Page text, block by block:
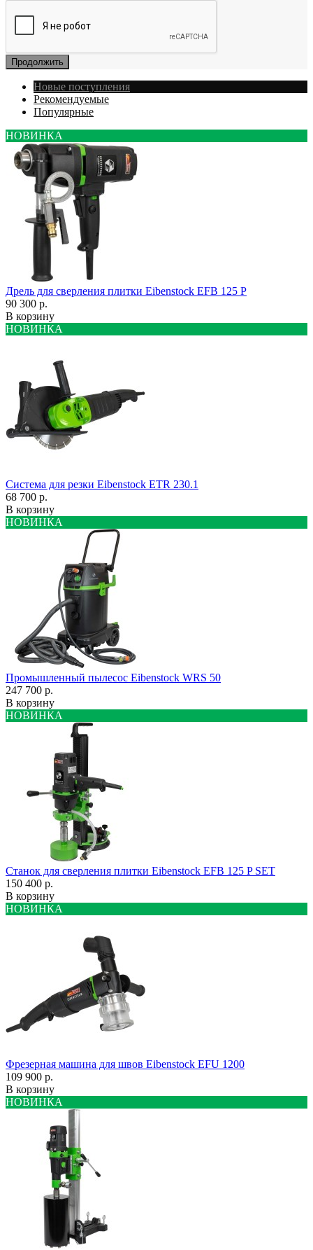
Продолжить
Новые поступления
Рекомендуемые
Популярные
НОВИНКА
Дрель для сверления плитки Eibenstock EFB 125 P
90 300 р.
В корзину
НОВИНКА
Система для резки Eibenstock ETR 230.1
68 700 р.
В корзину
НОВИНКА
Промышленный пылесос Eibenstock WRS 50
247 700 р.
В корзину
НОВИНКА
Станок для сверления плитки Eibenstock EFB 125 P SET
150 400 р.
В корзину
НОВИНКА
Фрезерная машина для швов Eibenstock EFU 1200
109 900 р.
В корзину
НОВИНКА